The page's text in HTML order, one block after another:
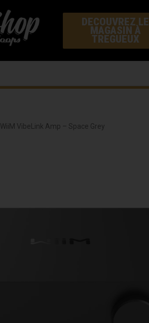
DECOUVREZ LE
MAGASIN À
TREGUEUX
WiiM VibeLink Amp – Space Grey